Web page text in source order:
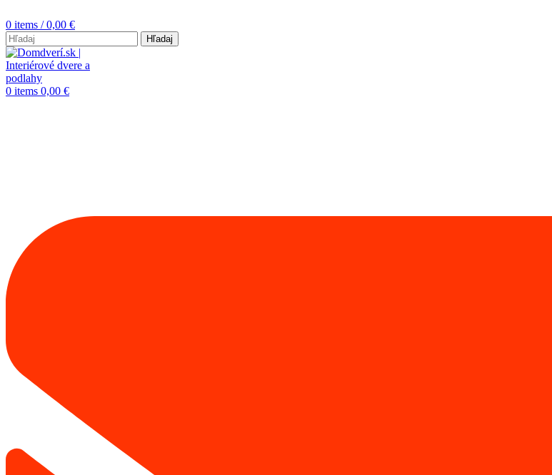
0 items / 0,00 €
Hľadaj
0 items 0,00 €